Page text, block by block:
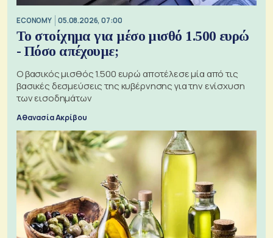
ECONOMY 05.08.2026, 07:00
Το στοίχημα για μέσο μισθό 1.500 ευρώ
- Πόσο απέχουμε;
Ο βασικός μισθός 1.500 ευρώ αποτέλεσε μία από τις
βασικές δεσμεύσεις της κυβέρνησης για την ενίσχυση
των εισοδημάτων
Αθανασία Ακρίβου